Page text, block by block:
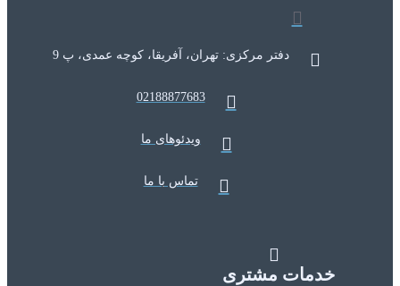
دفتر مرکزی: تهران، آفریقا، کوچه عمدی، پ 9
02188877683
ویدئوهای ما
تماس با ما
خدمات مشتری